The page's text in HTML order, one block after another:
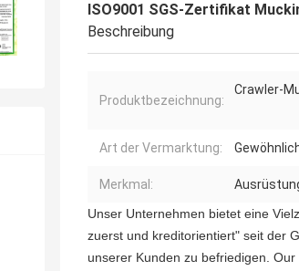
ISO9001 SGS-Zertifikat
Beschreibung
Produktbezeichnung:
Crawler-
Art der Vermarktung:
Merkmal:
Unser Unternehmen bietet eine
zuerst und kreditorientiert" seit der
unserer Kunden zu befriedigen.